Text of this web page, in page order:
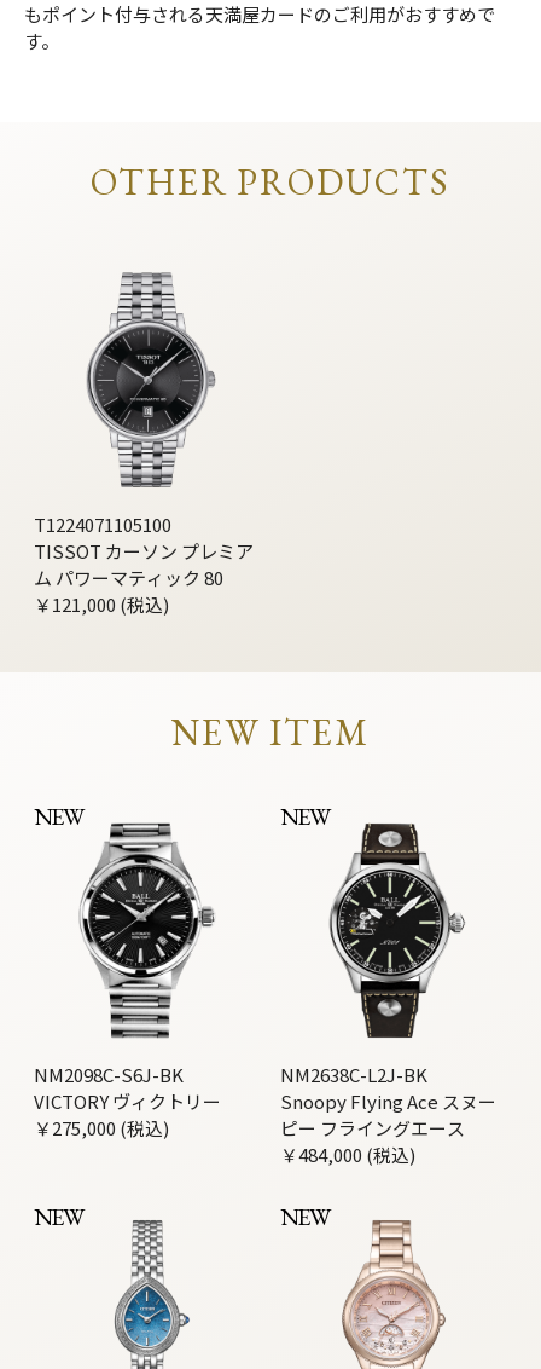
もポイント付与される天満屋カードのご利用がおすすめで
す。
OTHER PRODUCTS
T1224071105100
TISSOT カーソン プレミア
ム パワーマティック 80
￥121,000 (税込)
NEW ITEM
NEW
NM2098C-S6J-BK
VICTORY ヴィクトリー
￥275,000 (税込)
NEW
NM2638C-L2J-BK
Snoopy Flying Ace スヌー
ピー フライングエース
￥484,000 (税込)
NEW NEW